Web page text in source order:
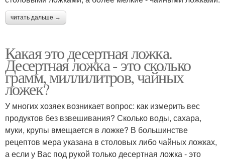
читать дальше →
Какая это десертная ложка.
Десертная ложка - это сколько
грамм, миллилитров, чайных
ложек?
У многих хозяек возникает вопрос: как измерить вес
продуктов без взвешивания? Сколько воды, сахара,
муки, крупы вмещается в ложке? В большинстве
рецептов мера указана в столовых либо чайных ложках,
а если у Вас под рукой только десертная ложка - это